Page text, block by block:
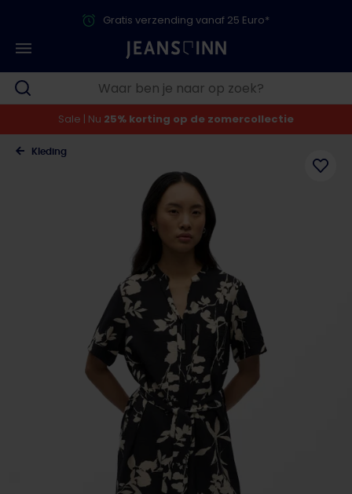
Gratis verzending vanaf 25 Euro*
Sale | Nu 25% korting op de zomercollectie
Kleding